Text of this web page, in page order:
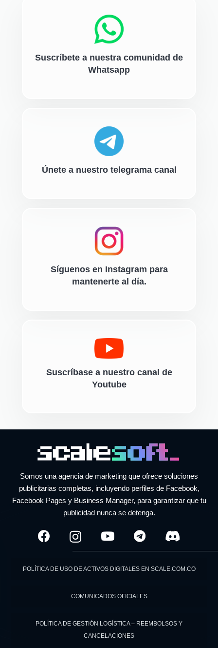
Suscríbete a nuestra comunidad de
Whatsapp
Únete a nuestro telegrama canal
Síguenos en Instagram para
mantenerte al día.
Suscríbase a nuestro canal de
Youtube
Somos una agencia de marketing que ofrece soluciones
publicitarias completas, incluyendo perfiles de Facebook,
Facebook Pages y Business Manager, para garantizar que tu
publicidad nunca se detenga.
POLÍTICA DE USO DE ACTIVOS DIGITALES EN SCALE.COM.CO
COMUNICADOS OFICIALES
POLÍTICA DE GESTIÓN LOGÍSTICA – REEMBOLSOS Y
CANCELACIONES